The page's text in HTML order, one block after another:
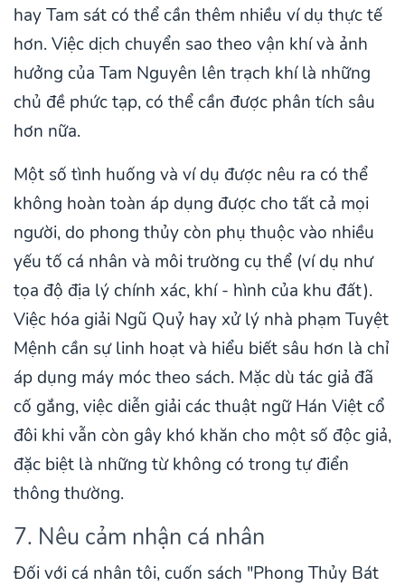
hay Tam sát có thể cần thêm nhiều ví dụ thực tế
hơn. Việc dịch chuyển sao theo vận khí và ảnh
hưởng của Tam Nguyên lên trạch khí là những
chủ đề phức tạp, có thể cần được phân tích sâu
hơn nữa.
Một số tình huống và ví dụ được nêu ra có thể
không hoàn toàn áp dụng được cho tất cả mọi
người, do phong thủy còn phụ thuộc vào nhiều
yếu tố cá nhân và môi trường cụ thể (ví dụ như
tọa độ địa lý chính xác, khí - hình của khu đất).
Việc hóa giải Ngũ Quỷ hay xử lý nhà phạm Tuyệt
Mệnh cần sự linh hoạt và hiểu biết sâu hơn là chỉ
áp dụng máy móc theo sách. Mặc dù tác giả đã
cố gắng, việc diễn giải các thuật ngữ Hán Việt cổ
đôi khi vẫn còn gây khó khăn cho một số độc giả,
đặc biệt là những từ không có trong tự điển
thông thường.
7. Nêu cảm nhận cá nhân
Đối với cá nhân tôi, cuốn sách "Phong Thủy Bát